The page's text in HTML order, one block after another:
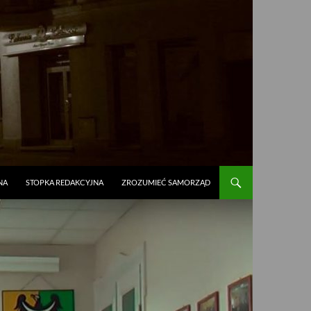
STOPKA REDAKCYJNA ZROZUMIEĆ SAMORZĄD